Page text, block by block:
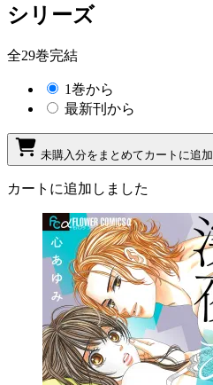
シリーズ
全29巻完結
1巻から
最新刊から
未購入分をまとめてカートに追加
カートに追加しました